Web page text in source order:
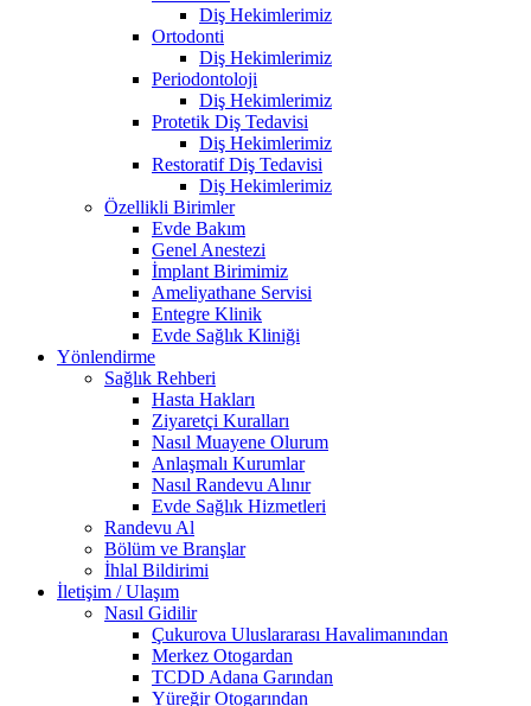
Diş Hekimlerimiz
Ortodonti
Diş Hekimlerimiz
Periodontoloji
Diş Hekimlerimiz
Protetik Diş Tedavisi
Diş Hekimlerimiz
Restoratif Diş Tedavisi
Diş Hekimlerimiz
Özellikli Birimler
Evde Bakım
Genel Anestezi
İmplant Birimimiz
Ameliyathane Servisi
Entegre Klinik
Evde Sağlık Kliniği
Yönlendirme
Sağlık Rehberi
Hasta Hakları
Ziyaretçi Kuralları
Nasıl Muayene Olurum
Anlaşmalı Kurumlar
Nasıl Randevu Alınır
Evde Sağlık Hizmetleri
Randevu Al
Bölüm ve Branşlar
İhlal Bildirimi
İletişim / Ulaşım
Nasıl Gidilir
Çukurova Uluslararası Havalimanından
Merkez Otogardan
TCDD Adana Garından
Yüreğir Otogarından